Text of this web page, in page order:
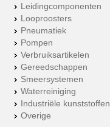
Leidingcomponenten
Looproosters
Pneumatiek
Pompen
Verbruiksartikelen
Gereedschappen
Smeersystemen
Waterreiniging
Industriële kunststoffen
Overige